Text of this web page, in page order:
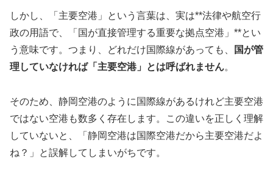
しかし、「主要空港」という言葉は、実は**法律や航空行
政の用語で、「国が直接管理する重要な拠点空港」**とい
う意味です。つまり、どれだけ国際線があっても、
国が管
理していなければ「主要空港」とは呼ばれません。
そのため、静岡空港のように国際線があるけれど主要空港
ではない空港も数多く存在します。この違いを正しく理解
していないと、「静岡空港は国際空港だから主要空港だよ
ね？」と誤解してしまいがちです。